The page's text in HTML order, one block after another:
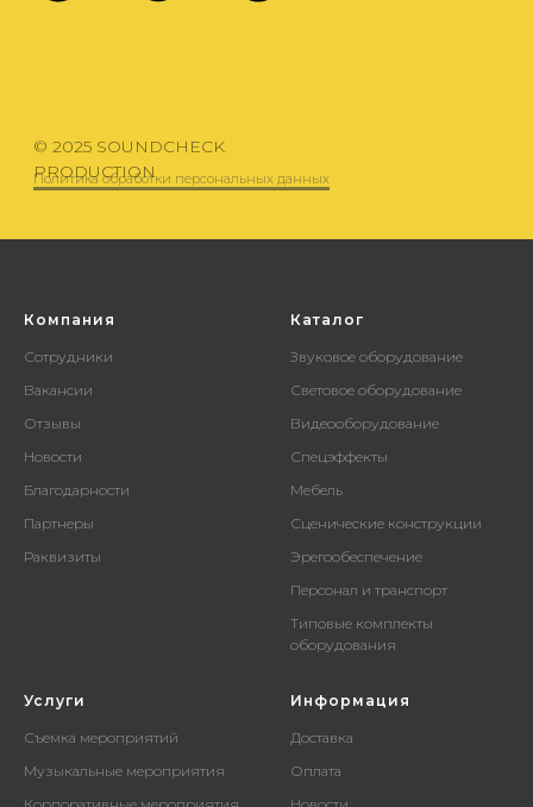
Компания
Сотрудники
Вакансии
Отзывы
Новости
Благодарности
Партнеры
Раквизиты
Каталог
Звуковое оборудование
Световое оборудование
Видеооборудование
Спецэффекты
Мебель
Сценические конструкции
Эрегообеспечение
Персонал и транспорт
Типовые комплекты
оборудования
Услуги
Съемка мероприятий
Музыкальные мероприятия
Информация
Доставка
Оплата